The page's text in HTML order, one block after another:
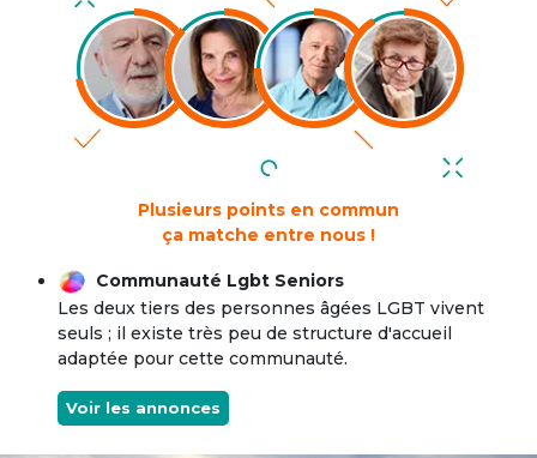
Plusieurs points en commun
ça matche entre nous !
Communauté Lgbt Seniors
Les deux tiers des personnes âgées LGBT vivent
seuls ; il existe très peu de structure d'accueil
adaptée pour cette communauté.
Voir les annonces